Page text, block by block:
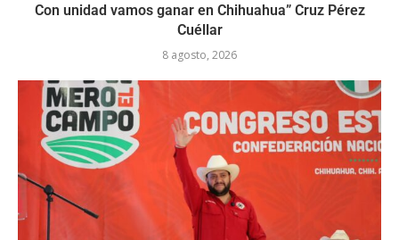
Con unidad vamos ganar en Chihuahua” Cruz Pérez
Cuéllar
8 agosto, 2026